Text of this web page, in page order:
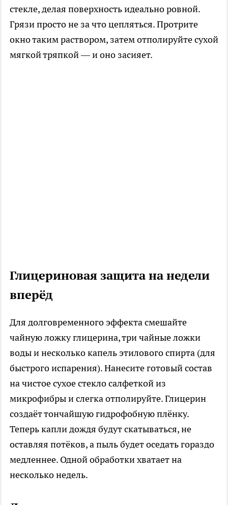
стекле, делая поверхность идеально ровной.
Грязи просто не за что цепляться. Протрите
окно таким раствором, затем отполируйте сухой
мягкой тряпкой — и оно засияет.
Глицериновая защита на недели
вперёд
Для долговременного эффекта смешайте
чайную ложку глицерина, три чайные ложки
воды и несколько капель этилового спирта (для
быстрого испарения). Нанесите готовый состав
на чистое сухое стекло салфеткой из
микрофибры и слегка отполируйте. Глицерин
создаёт тончайшую гидрофобную плёнку.
Теперь капли дождя будут скатываться, не
оставляя потёков, а пыль будет оседать гораздо
медленнее. Одной обработки хватает на
несколько недель.